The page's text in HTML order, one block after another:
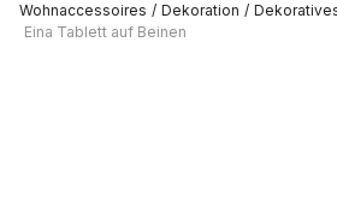
Wohnaccessoires / Dekoration /
Eina Tablett auf Beinen